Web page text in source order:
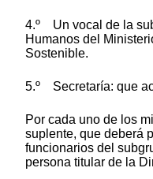
4.º Un vocal de la
Humanos del
Sostenible.
5.º Secretaría: que
Por cada uno de los
suplente, que deberá
funcionarios del
persona titular de la